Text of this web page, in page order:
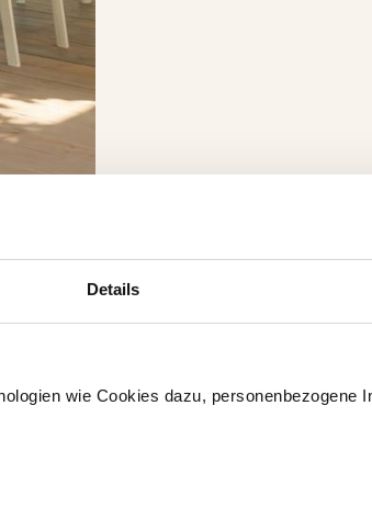
Details
wie Cookies dazu, personenbezogene